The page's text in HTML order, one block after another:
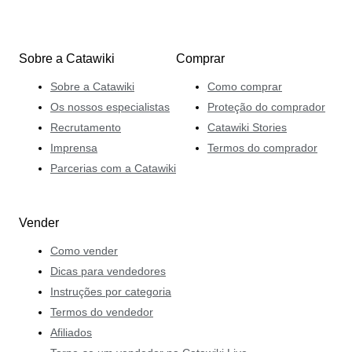
Sobre a Catawiki
Sobre a Catawiki
Os nossos especialistas
Recrutamento
Imprensa
Parcerias com a Catawiki
Comprar
Como comprar
Proteção do comprador
Catawiki Stories
Termos do comprador
Vender
Como vender
Dicas para vendedores
Instruções por categoria
Termos do vendedor
Afiliados